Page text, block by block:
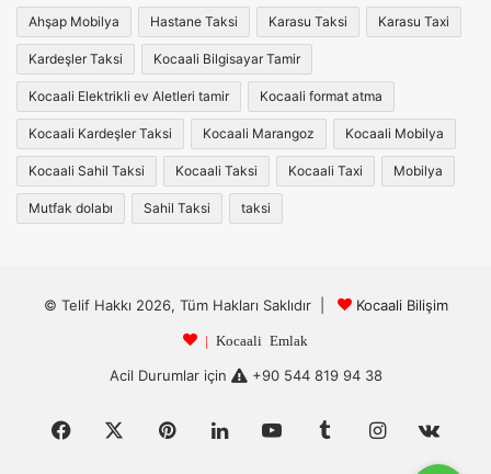
Ahşap Mobilya Hastane Taksi Karasu Taksi Karasu Taxi
Kardeşler Taksi Kocaali Bilgisayar Tamir
Kocaali Elektrikli ev Aletleri tamir Kocaali format atma
Kocaali Kardeşler Taksi Kocaali Marangoz Kocaali Mobilya
Kocaali Sahil Taksi Kocaali Taksi Kocaali Taxi Mobilya
Mutfak dolabı Sahil Taksi taksi
© Telif Hakkı 2026, Tüm Hakları Saklıdır | Kocaali Bilişim
| Kocaali Emlak
Acil Durumlar için +90 544 819 94 38
Facebook PinterestLinkedInYouTubeTumblrInstagram